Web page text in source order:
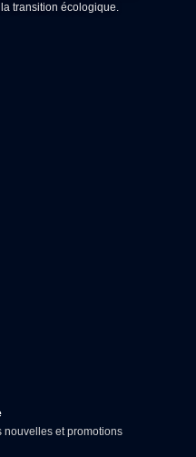
transition écologique.
nouvelles et promotions